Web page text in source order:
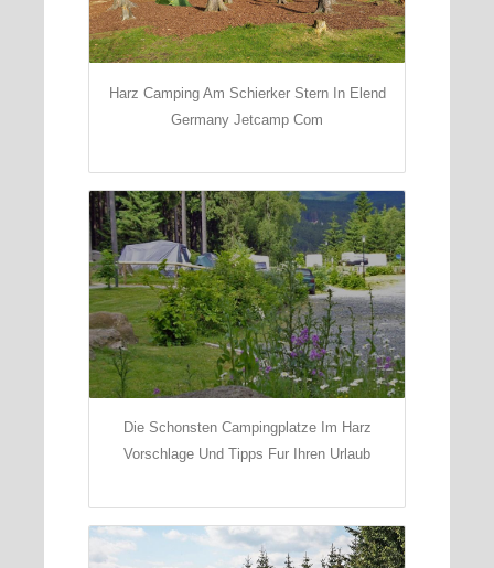
Harz Camping Am Schierker Stern In Elend
Germany Jetcamp Com
Die Schonsten Campingplatze Im Harz
Vorschlage Und Tipps Fur Ihren Urlaub